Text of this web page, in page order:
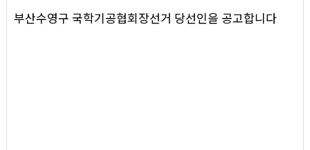
부산수영구 국학기공협회장선거 당선인을 공고합니다